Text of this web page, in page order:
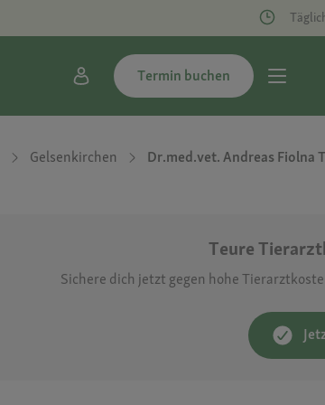
Termin buchen
Gelsenkirchen Dr.med.vet. Andreas Fiolna
Teure
Sichere dich jetzt gegen hohe